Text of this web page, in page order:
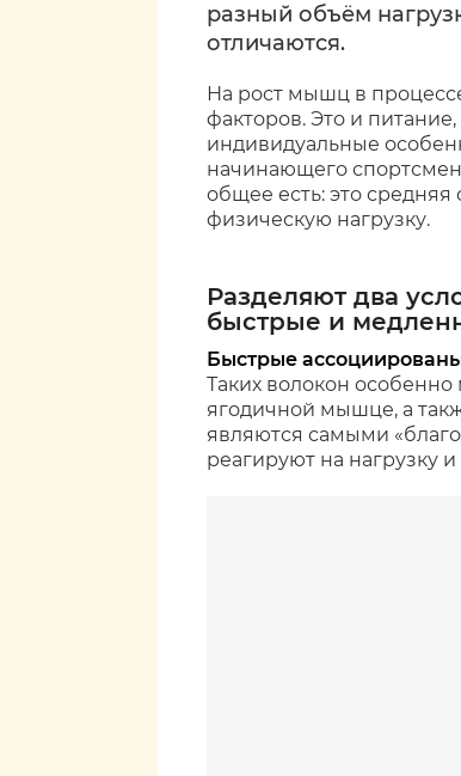
разный объём
отличаются.
На рост мышц в
факторов. Это и
индивидуальные
начинающего
общее есть: это
физическую нагрузку.
Разделяют два
быстрые и
Быстрые
Таких волокон
ягодичной мышце, а
являются самыми
реагируют на нагрузку